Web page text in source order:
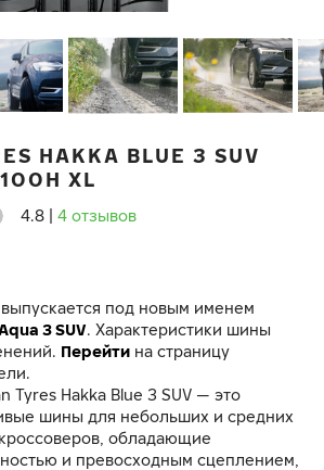
HAKKA BLUE 3 SUV
XL
4.8 4 отзывов
под новым именем
3 SUV. Характеристики шины
Перейти на страницу
Tyres Hakka Blue 3 SUV — это
шины для небольших и средних
обладающие
и превосходным сцеплением,